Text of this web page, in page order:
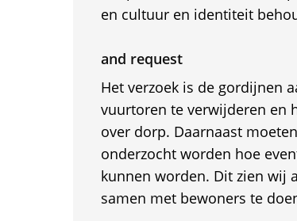
en cultuur en identiteit
and request
Het verzoek is de gordijnen
vuurtoren te verwijderen en
over dorp. Daarnaast
onderzocht worden hoe
kunnen worden. Dit zien wij
samen met bewoners te